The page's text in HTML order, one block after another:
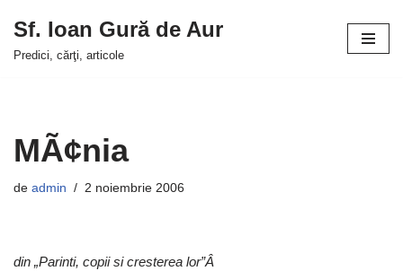
Sari
Sf. Ioan Gură de Aur
Predici, cărţi, articole
MÃ¢nia
de admin 2 noiembrie 2006
din „Parinti, copii si cresterea lor”Â